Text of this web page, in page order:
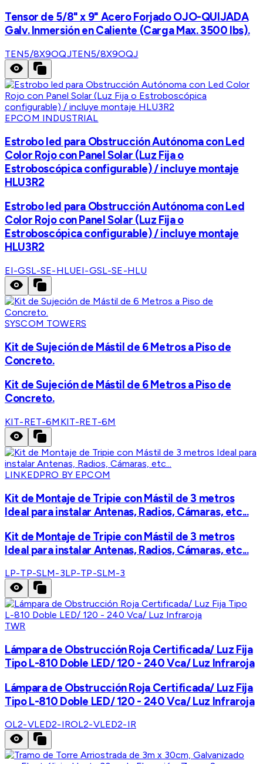
Tensor de 5/8" x 9" Acero Forjado OJO-QUIJADA
Galv. Inmersión en Caliente (Carga Max. 3500 lbs).
TEN5/8X9OQJTEN5/8X9OQJ
EPCOM INDUSTRIAL
Estrobo led para Obstrucción Autónoma con Led
Color Rojo con Panel Solar (Luz Fija o
Estroboscópica configurable) / incluye montaje
HLU3R2
Estrobo led para Obstrucción Autónoma con Led
Color Rojo con Panel Solar (Luz Fija o
Estroboscópica configurable) / incluye montaje
HLU3R2
EI-GSL-SE-HLUEI-GSL-SE-HLU
SYSCOM TOWERS
Kit de Sujeción de Mástil de 6 Metros a Piso de
Concreto.
Kit de Sujeción de Mástil de 6 Metros a Piso de
Concreto.
KIT-RET-6M KIT-RET-6M
LINKEDPRO BY EPCOM
Kit de Montaje de Tripie con Mástil de 3 metros
Ideal para instalar Antenas, Radios, Cámaras, etc...
Kit de Montaje de Tripie con Mástil de 3 metros
Ideal para instalar Antenas, Radios, Cámaras, etc...
LP-TP-SLM-3LP-TP-SLM-3
TWR
Lámpara de Obstrucción Roja Certificada/ Luz Fija
Tipo L-810 Doble LED/ 120 - 240 Vca/ Luz Infraroja
Lámpara de Obstrucción Roja Certificada/ Luz Fija
Tipo L-810 Doble LED/ 120 - 240 Vca/ Luz Infraroja
OL2-VLED2-IROL2-VLED2-IR